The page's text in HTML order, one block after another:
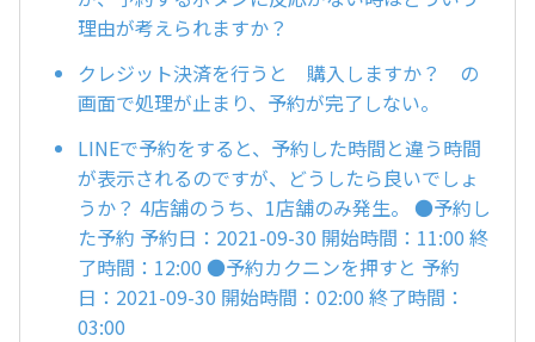
理由が考えられますか？
クレジット決済を行うと 購入しますか？ の
画面で処理が止まり、予約が完了しない。
LINEで予約をすると、予約した時間と違う時間
が表示されるのですが、どうしたら良いでしょ
うか？ 4店舗のうち、1店舗のみ発生。 ●予約し
た予約 予約日：2021-09-30 開始時間：11:00 終
了時間：12:00 ●予約カクニンを押すと 予約
日：2021-09-30 開始時間：02:00 終了時間：
03:00